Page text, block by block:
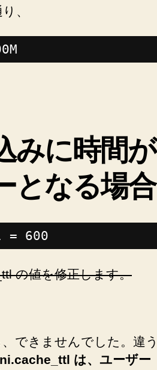
定
つ！
、
みに時間が
となる場合
= 600
の値を修正します。
できませんでした。違う
は、ユーザー